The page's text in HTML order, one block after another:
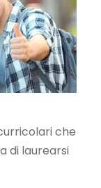
che
di laurearsi